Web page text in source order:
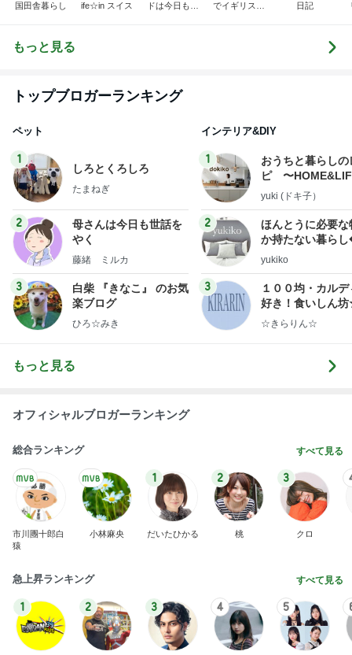
国田舎暮らし
ife☆in スイス
ドは今日も曇
でイギリスに
日記
もっと見る
トップブロガーランキング
ペット
1
しろとくろしろ
たまねぎ
2
母さんは今日も世話を
やく
藤緒 ミルカ
3
白柴 『きなこ』 のお気
楽ブログ
ひろ☆みき
インテリア&DIY
1
おうちと暮らしの
ピ 〜
yuki (ドキ子）
2
ほんとうに必要な
か持たない暮ら
ep Life Simple◆
yukiko
3
１００均・カルデ
好き！食いしん
らりん☆のブログ
☆きらりん☆
もっと見る
オフィシャルブロガーランキング
総合ランキング すべて見る
市川團十郎白
猿
小林麻央
1
だいたひかる
2
桃
3
クロ
急上昇ランキング すべて見る
1 2 3 4 5